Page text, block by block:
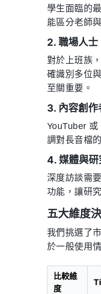
學生面臨的
能區分老師
2. 職場人
對於上班族
確識別多位
至關重要。
3. 內容創
YouTuber
調對長音檔
4. 媒體與
深度訪談需
功能，讓研
五大維度
我們挑選了
於一般使用
比較維
度